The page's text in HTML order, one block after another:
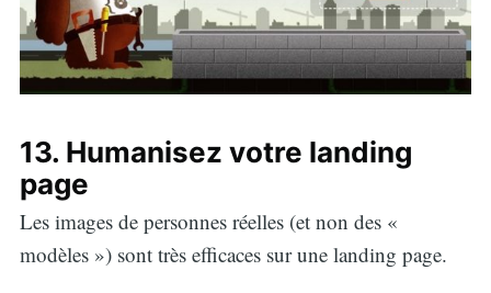
13. Humanisez votre landing
page
Les images de personnes réelles (et non des «
modèles ») sont très efficaces sur une landing page.